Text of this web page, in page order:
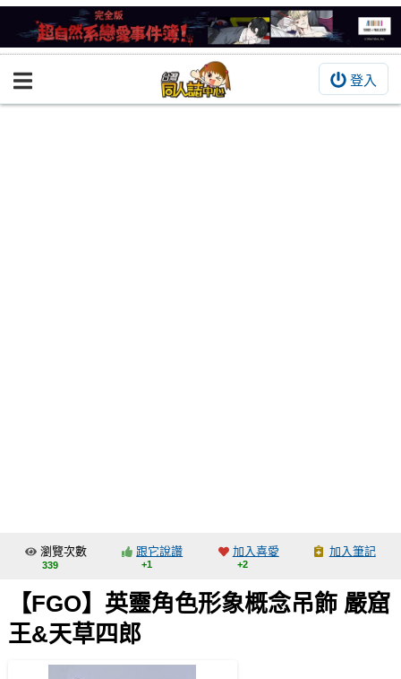
登入
BOOKY書集倉庫
交流中心
攤位轉讓區
會員功能選單
瀏覽次數
339
跟它說讚
+1
加入喜愛
+2
加入筆記
【FGO】英靈角色形象概念吊飾 嚴窟
王&天草四郎